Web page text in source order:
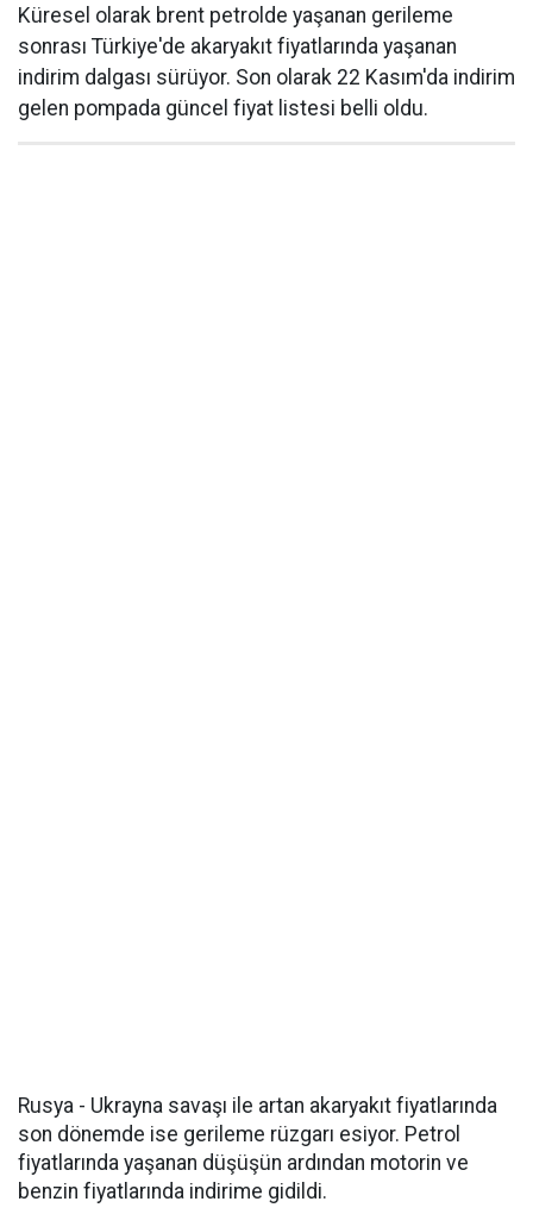
Küresel olarak brent petrolde yaşanan gerileme
sonrası Türkiye'de akaryakıt fiyatlarında yaşanan
indirim dalgası sürüyor. Son olarak 22 Kasım'da indirim
gelen pompada güncel fiyat listesi belli oldu.
Rusya - Ukrayna savaşı ile artan akaryakıt fiyatlarında
son dönemde ise gerileme rüzgarı esiyor. Petrol
fiyatlarında yaşanan düşüşün ardından motorin ve
benzin fiyatlarında indirime gidildi.